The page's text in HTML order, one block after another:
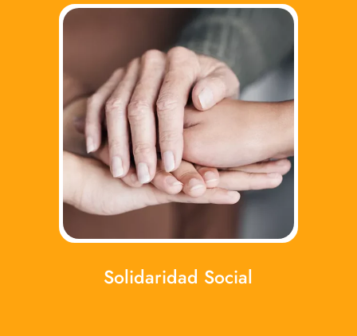
Solidaridad Social